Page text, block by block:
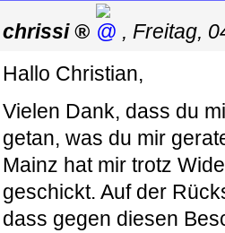
chrissi , Freitag,
Hallo Christian,
Vielen Dank, dass du
getan, was du mir
Mainz hat mir trotz
geschickt. Auf der
dass gegen diesen